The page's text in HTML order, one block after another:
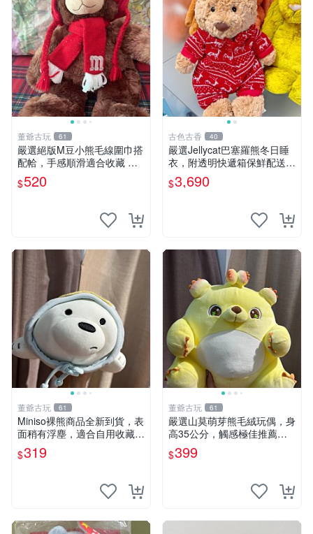
董爺古玩 61
嚴選絕版M豆小熊毛線圍巾搭
配帢，手感順滑適合收藏 絕
版M豆小熊、圍巾、毛線帢
經典好搭
$520
古色古香 40
嚴選Jellycat巴塞羅熊冬日睡
衣，附透明快遞箱保鮮配送，
童趣可愛可收藏 巴塞羅熊 睡
衣 透明袋
$3,690
董爺古玩 61
Miniso裸熊商品全新到貨，表
面稍有浮塵，適合自用收藏嚴
選款。 裸熊 商品 裸熊玩偶
$319
董爺古玩 61
嚴選山莫萌芽熊毛絨玩偶，身
高35公分，觸感極佳推薦收
藏 萌芽熊 毛絨玩偶 串珠玩偶
$399